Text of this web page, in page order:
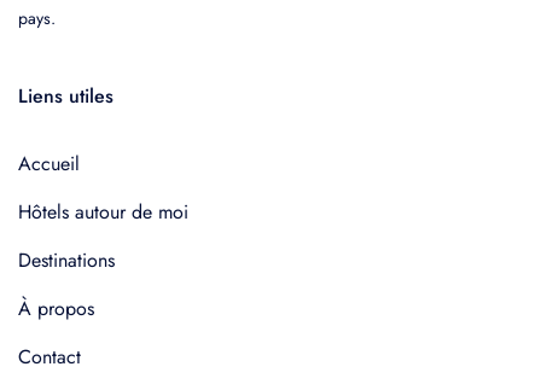
pays.
Liens utiles
Accueil
Hôtels autour de moi
Destinations
À propos
Contact